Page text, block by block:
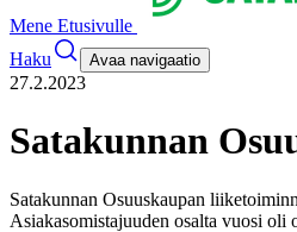
Mene Etusivulle
Haku
Avaa navigaatio
27.2.2023
Satakunnan
Satakunnan Osuuskaupan
Asiakasomistajuuden osalta vuosi oli